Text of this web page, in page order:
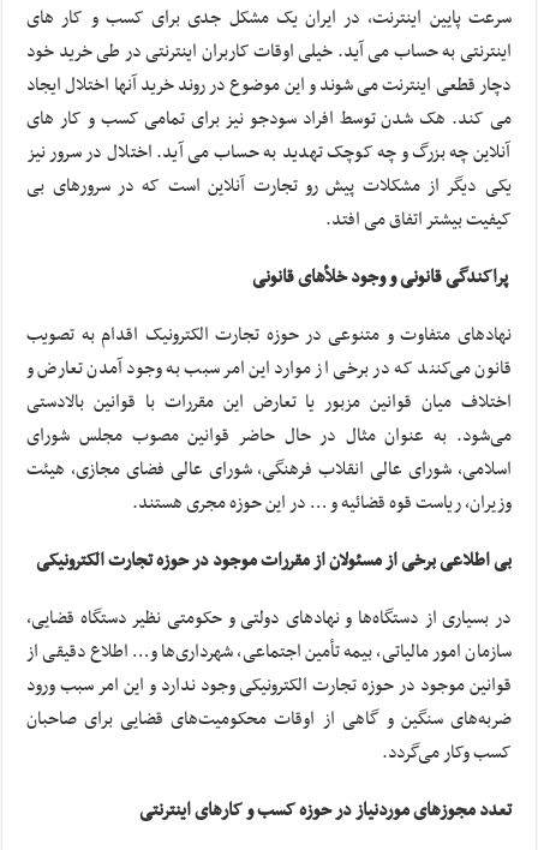
سرعت پایین اینترنت، در ایران یک مشکل جدی برای کسب و کار های
اینترنتی به حساب می آید. خیلی اوقات کاربران اینترنتی در طی خرید خود
دچار قطعی اینترنت می شوند و این موضوع در روند خرید آنها اختلال ایجاد
می کند. هک شدن توسط افراد سودجو نیز برای تمامی کسب و کار های
آنلاین چه بزرگ و چه کوچک تهدید به حساب می آید. اختلال در سرور نیز
یکی دیگر از مشکلات پیش رو تجارت آنلاین است که در سرورهای بی
کیفیت بیشتر اتفاق می افتد.
پراکندگی قانونی و وجود خلأهای قانونی
نهادهای متفاوت و متنوعی در حوزه تجارت الکترونیک اقدام به تصویب
قانون می‌کنند که در برخی از موارد این امر سبب به وجود آمدن تعارض و
اختلاف میان قوانین مزبور یا تعارض این مقررات با قوانین بالادستی
می‌شود. به عنوان مثال در حال حاضر قوانین مصوب مجلس شورای
اسلامی، شورای عالی انقلاب فرهنگی، شورای عالی فضای مجازی، هیئت
وزیران، ریاست قوه قضائیه و … در این حوزه مجری هستند.
بی اطلاعی برخی از مسئولان از مقررات موجود در حوزه تجارت الکترونیکی
در بسیاری از دستگاه‌ها و نهادهای دولتی و حکومتی نظیر دستگاه قضایی،
سازمان امور مالیاتی، بیمه تأمین اجتماعی، شهرداری‌ها و… اطلاع دقیقی از
قوانین موجود در حوزه تجارت الکترونیکی وجود ندارد و این امر سبب ورود
ضربه‌های سنگین و گاهی از اوقات محکومیت‌های قضایی برای صاحبان
کسب ‏وکار می‌گردد.
تعدد مجوزهای موردنیاز در حوزه کسب و کارهای اینترنتی